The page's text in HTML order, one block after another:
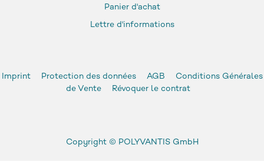
Panier d'achat
Lettre d'informations
Imprint Protection des données AGB
Conditions Générales
de Vente
Révoquer le contrat
Copyright © POLYVANTIS GmbH